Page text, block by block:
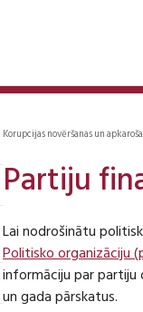
Korupcijas novēršanas un
Partiju
Lai nodrošinātu
Politisko organizāciju
informāciju par partiju
un gada pārskatus.